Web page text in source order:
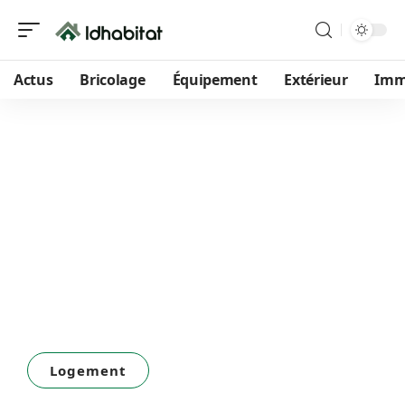
Actus Bricolage Équipement Extérieur
Logement